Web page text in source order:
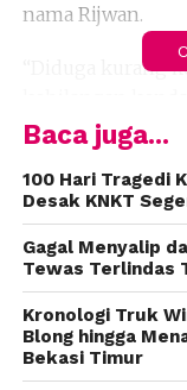
nama Rijwan.
“Diduga kurang
oleng ke kiri
Honda Beat B-
Usai menabrak
setelah
Rijwan yang
meninggal dunia
dilarikan ke
untuk keperluan
Baca juga...
100 Hari Tragedi
Desak KNKT
Gagal Menyalip
Tewas Terlindas
Kronologi Truk
Blong hingga
Bekasi Timur